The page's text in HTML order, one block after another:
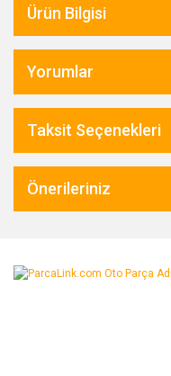
Ürün Bilgisi
Yorumlar
Taksit Seçenekleri
Önerileriniz